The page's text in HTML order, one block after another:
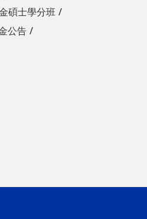
碩士學分班
公告